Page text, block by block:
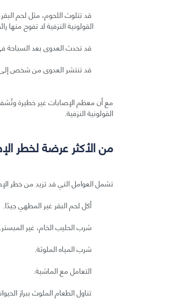
قد تتلوث اللحوم، مثل لحم
القولونية النزفية لا تفوح
قد تحدث العدوى بعد السباحة
قد تنتشر العدوى من شخص إلى
مع أن معظم الإصابات غير خطيرة وتُشفى
القولونية النزفية.
من الأكثر عرضة لخطر
تشمل العوامل التي قد تزيد من خطر
أكل لحم البقر غير المطهي جيدًا.
شرب الحليب الخام، غير المبستر.
شرب المياه الملوثة.
التعامل مع الماشية.
تناول الطعام الملوث ببراز